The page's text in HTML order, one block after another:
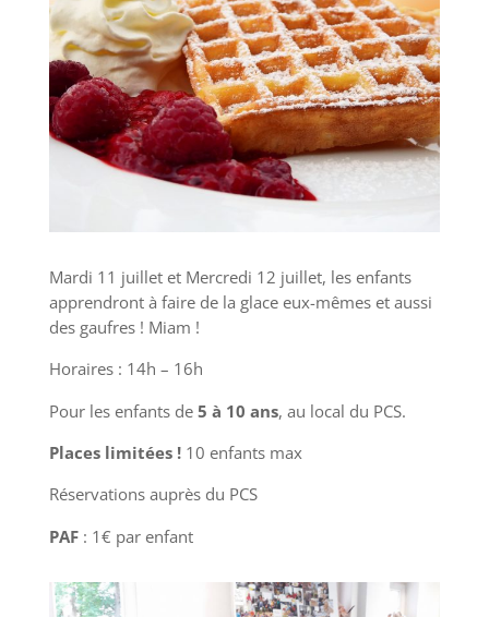
Mardi 11 juillet et Mercredi 12 juillet, les enfants
apprendront à faire de la glace eux-mêmes et aussi
des gaufres ! Miam !
Horaires : 14h – 16h
Pour les enfants de5 à 10 ans, au local du PCS.
Places limitées !10 enfants max
Réservations auprès du PCS
PAF: 1€ par enfant